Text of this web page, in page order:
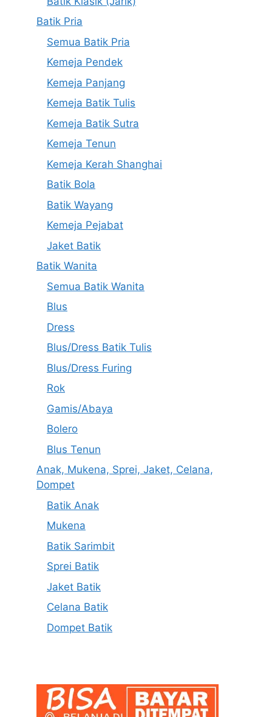
Batik Pria
Semua Batik Pria
Kemeja Pendek
Kemeja Panjang
Kemeja Batik Tulis
Kemeja Batik Sutra
Kemeja Tenun
Kemeja Kerah Shanghai
Batik Bola
Batik Wayang
Kemeja Pejabat
Jaket Batik
Batik Wanita
Semua Batik Wanita
Blus
Dress
Blus/Dress Batik Tulis
Blus/Dress Furing
Rok
Gamis/Abaya
Bolero
Blus Tenun
Anak, Mukena, Sprei, Jaket, Celana,
Dompet
Batik Anak
Mukena
Batik Sarimbit
Sprei Batik
Jaket Batik
Celana Batik
Dompet Batik